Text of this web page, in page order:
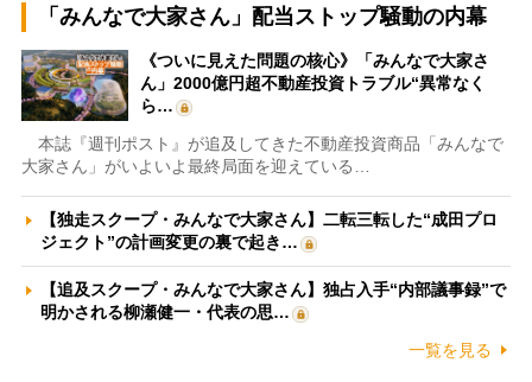
「みんなで大家さん」配当ストップ騒動の内幕
《ついに見えた問題の核心》「みんなで大家さ
ん」2000億円超不動産投資トラブル“異常なく
ら…
本誌『週刊ポスト』が追及してきた不動産投資商品「みんなで
大家さん」がいよいよ最終局面を迎えている…
【独走スクープ・みんなで大家さん】二転三転した“成田プロ
ジェクト”の計画変更の裏で起き…
【追及スクープ・みんなで大家さん】独占入手“内部議事録”で
明かされる柳瀬健一・代表の思…
一覧を見る